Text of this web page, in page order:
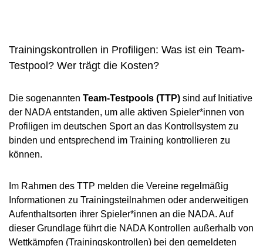
Trainingskontrollen in Profiligen: Was ist ein Team-
Testpool? Wer trägt die Kosten?
Die sogenannten Team-Testpools (TTP) sind auf Initiative
der NADA entstanden, um alle aktiven Spieler*innen von
Profiligen im deutschen Sport an das Kontrollsystem zu
binden und entsprechend im Training kontrollieren zu
können.
Im Rahmen des TTP melden die Vereine regelmäßig
Informationen zu Trainingsteilnahmen oder anderweitigen
Aufenthaltsorten ihrer Spieler*innen an die NADA. Auf
dieser Grundlage führt die NADA Kontrollen außerhalb von
Wettkämpfen (Trainingskontrollen) bei den gemeldeten